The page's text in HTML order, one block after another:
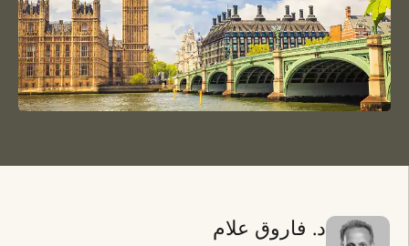
د. فاروق علام